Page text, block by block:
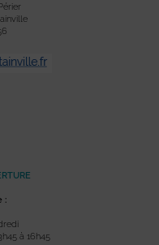
:
à 16h45